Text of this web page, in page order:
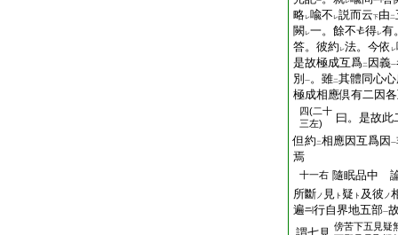
略レ喩不 レ説而云下由 二
闕 レ一。餘不 得レ有
答。彼約 レ法。今依 レ
是故極成互爲二 因義一
別 一。雖二其體同心
極成相應倶有二因
四(二十
三左)
曰。是故此
但約 二相應因互爲因 一
焉
十一右 隨眠品中
所斷ノ 見 ト 疑 ト 及彼 ノ
遍
行自界地五部一
傍苦下五見疑